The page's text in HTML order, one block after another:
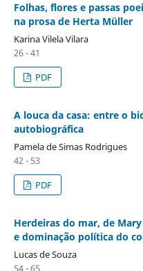
Folhas, flores e passas
na prosa de Herta Müller
Karina Vilela Vilara
26 - 41
PDF
A louca da casa: entre o
autobiográfica
Pamela de Simas Rodrigues
42 - 53
PDF
Herdeiras do mar, de
e dominação política do
Lucas de Souza
54 - 65